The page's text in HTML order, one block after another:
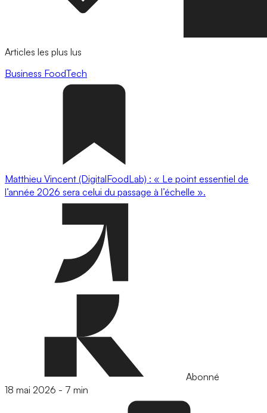
Articles les plus lus
Business FoodTech
Matthieu Vincent (DigitalFoodLab) : « Le point essentiel de
l’année 2026 sera celui du passage à l’échelle ».
Abonné
18 mai 2026 - 7 min